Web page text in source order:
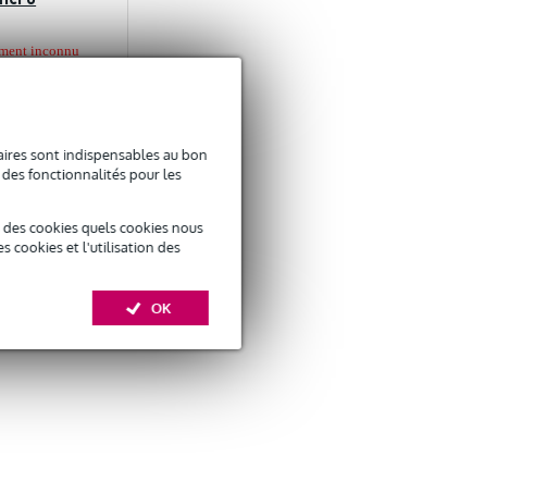
sont indispensables au bon
fonctionnalités pour les
cookies quels cookies nous
cookies et l'utilisation des
OK
inconnu